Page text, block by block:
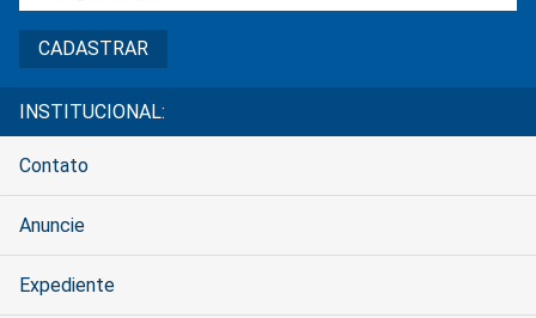
INSTITUCIONAL:
Contato
Anuncie
Expediente